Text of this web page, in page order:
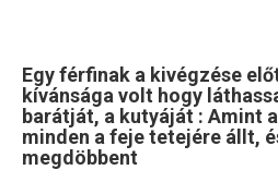
Egy férfinak a kivégzése
kívánsága volt hogy
barátját, a kutyáját : Amint
minden a feje tetejére állt,
megdöbbent